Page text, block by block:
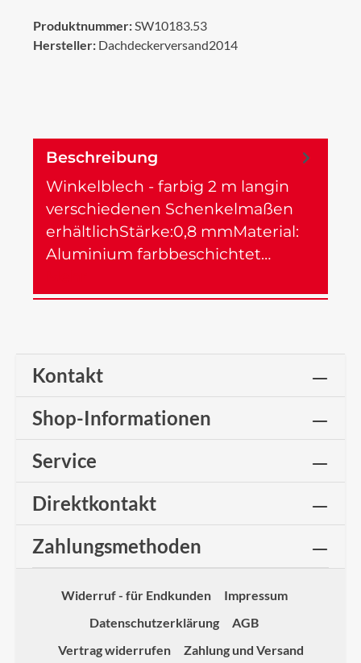
Produktnummer:SW10183.53
Hersteller: Dachdeckerversand2014
Beschreibung
Winkelblech - farbig 2 m langin
verschiedenen Schenkelmaßen
erhältlichStärke:0,8 mmMaterial:
Aluminium farbbeschichtet…
Kontakt
Shop-Informationen
Service
Direktkontakt
Zahlungsmethoden
Widerruf - für Endkunden
Impressum
Datenschutzerklärung
AGB
Vertrag widerrufen
Zahlung und Versand